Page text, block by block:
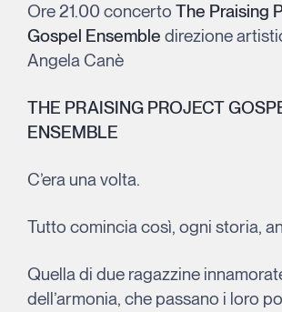
Ore 21.00 concerto The Praising
Gospel Ensemble direzione
Angela Canè
THE PRAISING PROJECT
ENSEMBLE
C’era una volta.
Tutto comincia così, ogni storia,
Quella di due ragazzine
dell’armonia, che passano i loro